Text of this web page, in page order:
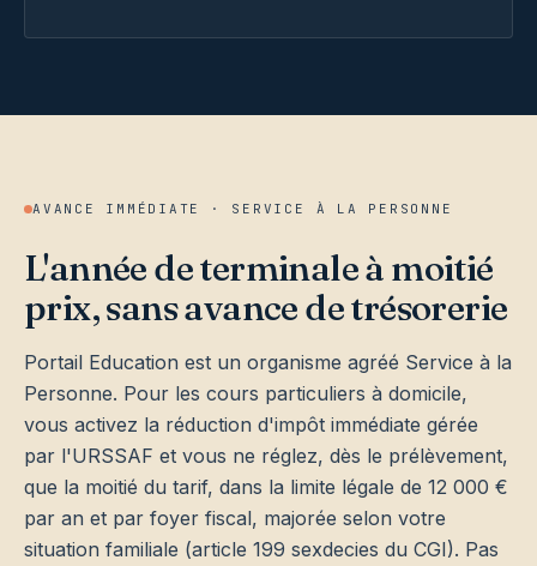
AVANCE IMMÉDIATE · SERVICE À LA PERSONNE
L'année de terminale à moitié
prix, sans avance de trésorerie
Portail Education est un organisme agréé Service à la
Personne. Pour les cours particuliers à domicile,
vous activez la réduction d'impôt immédiate gérée
par l'URSSAF et vous ne réglez, dès le prélèvement,
que la moitié du tarif, dans la limite légale de 12 000 €
par an et par foyer fiscal, majorée selon votre
situation familiale (article 199 sexdecies du CGI). Pas